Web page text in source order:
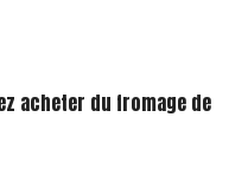
acheter du fromage de